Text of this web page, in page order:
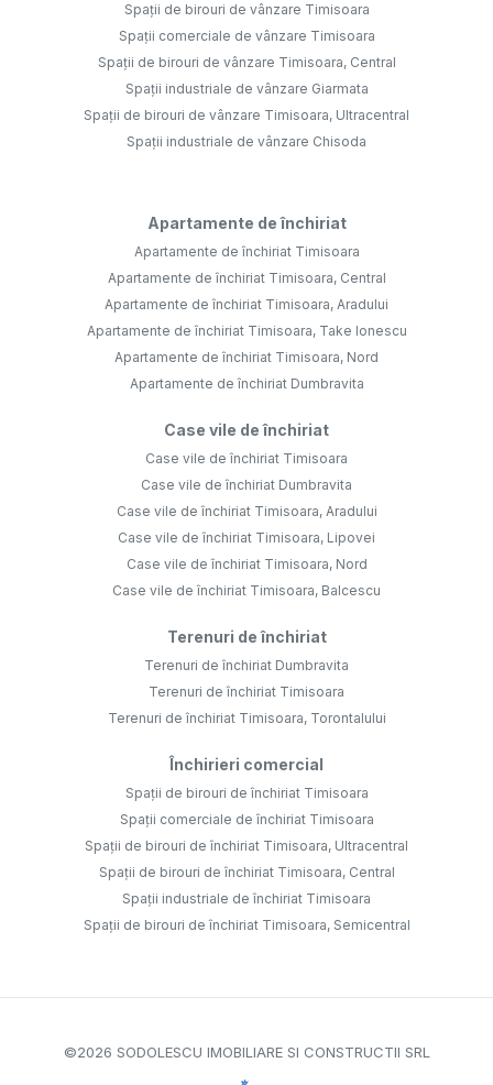
Spații de birouri de vânzare Timisoara
Spații comerciale de vânzare Timisoara
Spații de birouri de vânzare Timisoara, Central
Spații industriale de vânzare Giarmata
Spații de birouri de vânzare Timisoara, Ultracentral
Spații industriale de vânzare Chisoda
Apartamente de închiriat
Apartamente de închiriat Timisoara
Apartamente de închiriat Timisoara, Central
Apartamente de închiriat Timisoara, Aradului
Apartamente de închiriat Timisoara, Take Ionescu
Apartamente de închiriat Timisoara, Nord
Apartamente de închiriat Dumbravita
Case vile de închiriat
Case vile de închiriat Timisoara
Case vile de închiriat Dumbravita
Case vile de închiriat Timisoara, Aradului
Case vile de închiriat Timisoara, Lipovei
Case vile de închiriat Timisoara, Nord
Case vile de închiriat Timisoara, Balcescu
Terenuri de închiriat
Terenuri de închiriat Dumbravita
Terenuri de închiriat Timisoara
Terenuri de închiriat Timisoara, Torontalului
Închirieri comercial
Spații de birouri de închiriat Timisoara
Spații comerciale de închiriat Timisoara
Spații de birouri de închiriat Timisoara, Ultracentral
Spații de birouri de închiriat Timisoara, Central
Spații industriale de închiriat Timisoara
Spații de birouri de închiriat Timisoara, Semicentral
©2026 SODOLESCU IMOBILIARE SI CONSTRUCTII SRL